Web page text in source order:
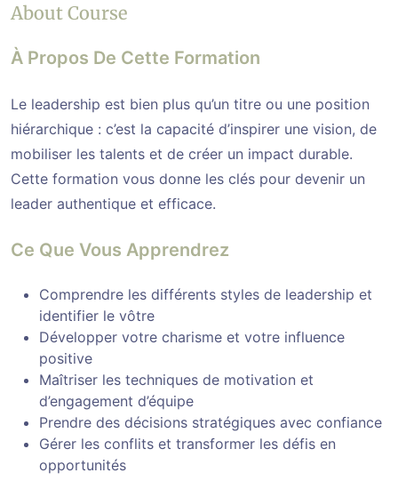
About Course
À Propos De Cette Formation
Le leadership est bien plus qu’un titre ou une position
hiérarchique : c’est la capacité d’inspirer une vision, de
mobiliser les talents et de créer un impact durable.
Cette formation vous donne les clés pour devenir un
leader authentique et efficace.
Ce Que Vous Apprendrez
Comprendre les différents styles de leadership et
identifier le vôtre
Développer votre charisme et votre influence
positive
Maîtriser les techniques de motivation et
d’engagement d’équipe
Prendre des décisions stratégiques avec confiance
Gérer les conflits et transformer les défis en
opportunités